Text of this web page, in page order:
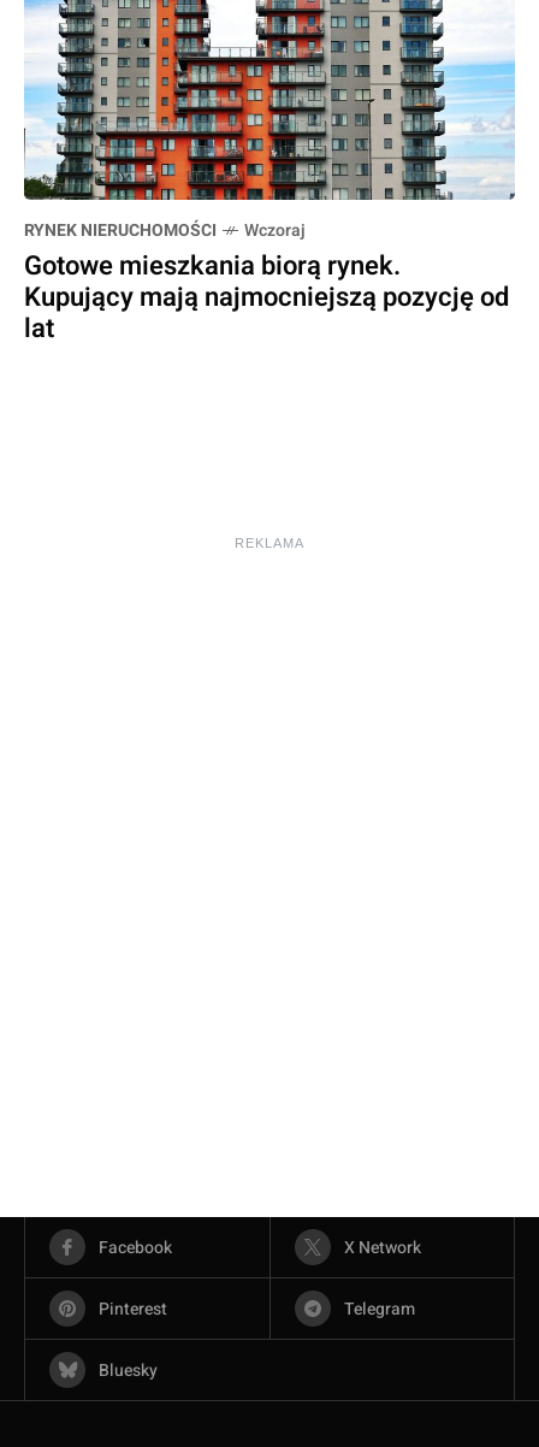
RYNEK NIERUCHOMOŚCI Wczoraj
Gotowe mieszkania biorą rynek.
Kupujący mają najmocniejszą pozycję od
lat
REKLAMA
Facebook X Network
Pinterest Telegram
Bluesky